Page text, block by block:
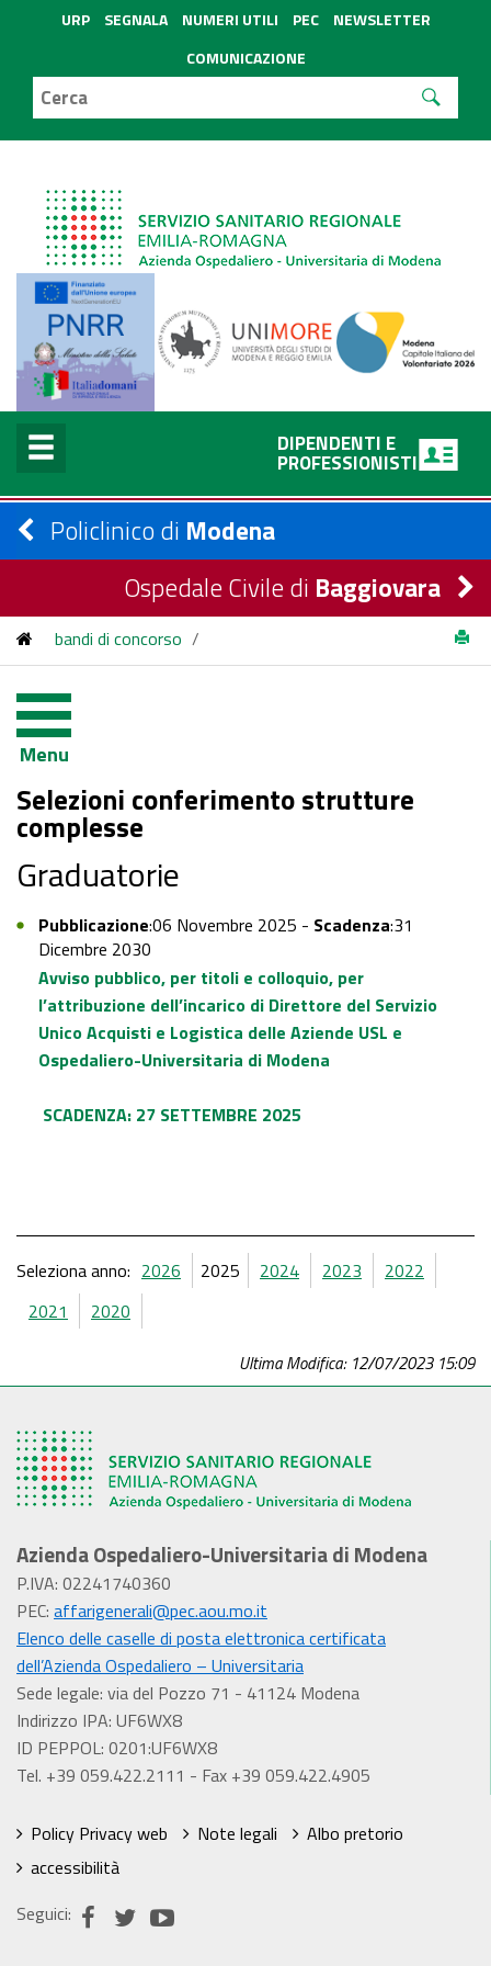
URP SEGNALA NUMERI UTILI PEC
NEWSLETTER
COMUNICAZIONE
DIPENDENTI E
PROFESSIONISTI
Policlinico di Modena
Ospedale Civile di Baggiovara
bandi di concorso /
2025
Menu
Selezioni conferimento strutture
complesse
Graduatorie
Pubblicazione:06 Novembre 2025 - Scadenza:31
Dicembre 2030
Avviso pubblico, per titoli e colloquio, per
l’attribuzione dell’incarico di Direttore del Servizio
Unico Acquisti e Logistica delle Aziende USL e
Ospedaliero-Universitaria di Modena
SCADENZA: 27 SETTEMBRE 2025
Seleziona anno: 2026 2025 2024 2023
2022
2021
2020
Ultima Modifica: 12/07/2023 15:09
Azienda Ospedaliero-Universitaria di Modena
P.IVA: 02241740360
PEC: affarigenerali@pec.aou.mo.it
Elenco delle caselle di posta elettronica certificata
dell’Azienda Ospedaliero – Universitaria
Sede legale: via del Pozzo 71 - 41124 Modena
Indirizzo IPA: UF6WX8
ID PEPPOL: 0201:UF6WX8
Tel. +39 059.422.2111 - Fax +39 059.422.4905
Policy Privacy web Note legali
Albo pretorio
accessibilità
Seguici: